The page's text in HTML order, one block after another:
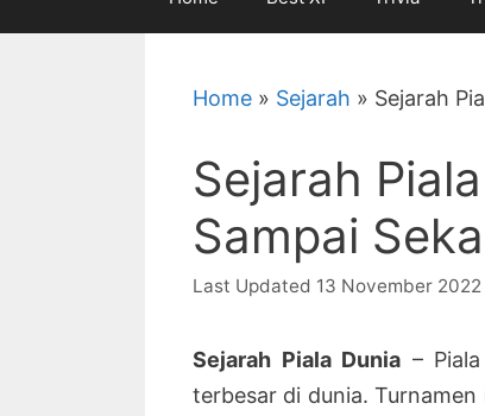
Home » Sejarah » Sejarah
Sejarah
Sampai
13 November 2022
Sejarah Piala Dunia –
terbesar di dunia.